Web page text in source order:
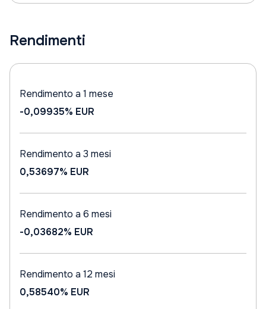
Rendimenti
Rendimento a 1 mese
-0,09935% EUR
Rendimento a 3 mesi
0,53697% EUR
Rendimento a 6 mesi
-0,03682% EUR
Rendimento a 12 mesi
0,58540% EUR